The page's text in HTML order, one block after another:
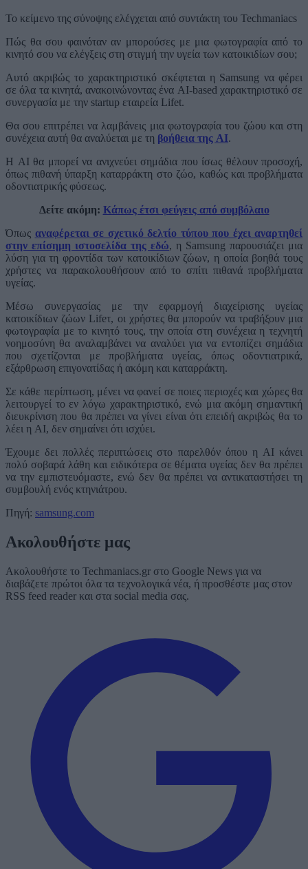
Το κείμενο της σύνοψης ελέγχεται από συντάκτη του Techmaniacs
Πώς θα σου φαινόταν αν μπορούσες με μια φωτογραφία από το
κινητό σου να ελέγξεις στη στιγμή την υγεία των κατοικιδίων σου;
Αυτό ακριβώς το χαρακτηριστικό σκέφτεται η Samsung να φέρει
σε όλα τα κινητά, ανακοινώνοντας ένα AI-based χαρακτηριστικό σε
συνεργασία με την startup εταιρεία Lifet.
Θα σου επιτρέπει να λαμβάνεις μια φωτογραφία του ζώου και στη
συνέχεια αυτή θα αναλύεται με τη βοήθεια της AI.
Η AI θα μπορεί να ανιχνεύει σημάδια που ίσως θέλουν προσοχή,
όπως πιθανή ύπαρξη καταρράκτη στο ζώο, καθώς και προβλήματα
οδοντιατρικής φύσεως.
Δείτε ακόμη: Κάπως έτσι φεύγεις από συμβόλαιο
Όπως αναφέρεται σε σχετικό δελτίο τύπου που έχει αναρτηθεί
στην επίσημη ιστοσελίδα της εδώ, η Samsung παρουσιάζει μια
λύση για τη φροντίδα των κατοικίδιων ζώων, η οποία βοηθά τους
χρήστες να παρακολουθήσουν από το σπίτι πιθανά προβλήματα
υγείας.
Μέσω συνεργασίας με την εφαρμογή διαχείρισης υγείας
κατοικίδιων ζώων Lifeτ, οι χρήστες θα μπορούν να τραβήξουν μια
φωτογραφία με το κινητό τους, την οποία στη συνέχεια η τεχνητή
νοημοσύνη θα αναλαμβάνει να αναλύει για να εντοπίζει σημάδια
που σχετίζονται με προβλήματα υγείας, όπως οδοντιατρικά,
εξάρθρωση επιγονατίδας ή ακόμη και καταρράκτη.
Σε κάθε περίπτωση, μένει να φανεί σε ποιες περιοχές και χώρες θα
λειτουργεί το εν λόγω χαρακτηριστικό, ενώ μια ακόμη σημαντική
διευκρίνιση που θα πρέπει να γίνει είναι ότι επειδή ακριβώς θα το
λέει η AI, δεν σημαίνει ότι ισχύει.
Έχουμε δει πολλές περιπτώσεις στο παρελθόν όπου η AI κάνει
πολύ σοβαρά λάθη και ειδικότερα σε θέματα υγείας δεν θα πρέπει
να την εμπιστευόμαστε, ενώ δεν θα πρέπει να αντικαταστήσει τη
συμβουλή ενός κτηνιάτρου.
Πηγή: samsung.com
Ακολουθήστε μας
Ακολουθήστε το Techmaniacs.gr στο Google News για να
διαβάζετε πρώτοι όλα τα τεχνολογικά νέα, ή προσθέστε μας στον
RSS feed reader και στα social media σας.